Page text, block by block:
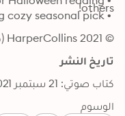
others!
• A charming cozy seasonal pick
© 2021 HarperCollins (كتاب صوتي): 9780063138827
تاريخ النشر
كتاب صوتي: 21 سبتمبر 2021
الوسوم